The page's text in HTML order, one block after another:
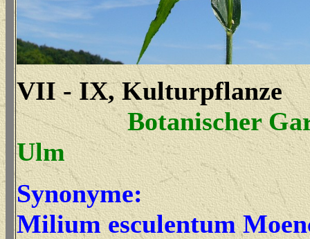
VII - IX, Kulturpflanze
Botanischer
Ulm
Synonyme:
Milium esculentum